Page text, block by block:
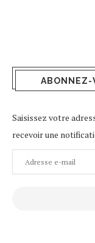
ABONNEZ-
Saisissez votre
recevoir une
Adresse
e-